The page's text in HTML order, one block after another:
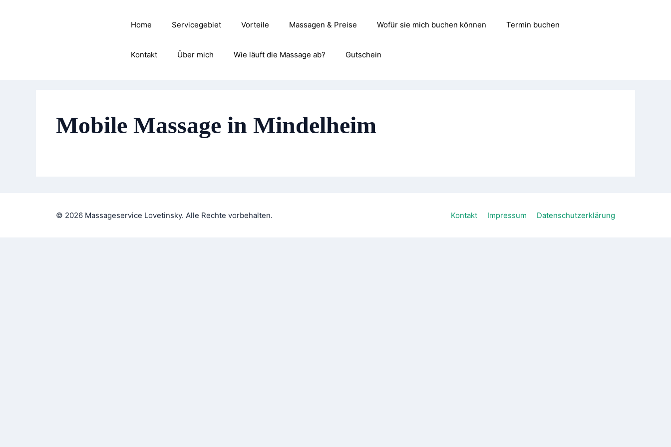
Home Servicegebiet Vorteile Massagen & Preise Wofür sie mich buchen können Termin buchen
Kontakt Über mich Wie läuft die Massage ab? Gutschein
Mobile Massage in Mindelheim
Kontakt Impressum Datenschutzerklärung
© 2026 Massageservice Lovetinsky. Alle Rechte vorbehalten.